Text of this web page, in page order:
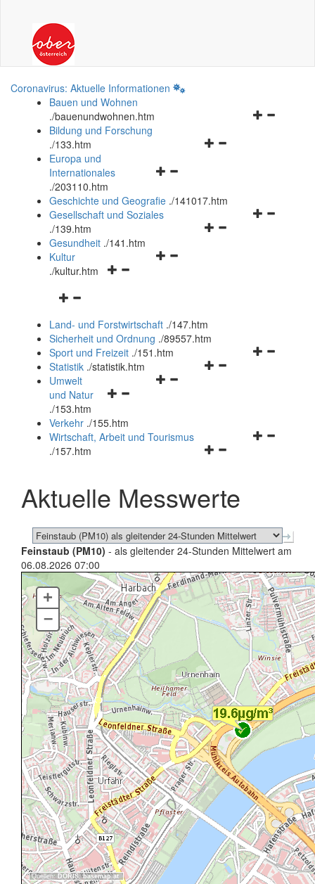
Coronavirus: Aktuelle Informationen
Bauen und Wohnen
./bauenundwohnen.htm
Navigationsmenü
Bildung und Forschung
./133.htm
Navigationsmenü
und
schließen
Europa und
Internationales
./203110.htm
Geschichte und Geografie ./141017.htm
Navigationsmenü
Gesellschaft und Soziales
./139.htm
Navigationsmenü
Gesundheit ./141.htm
Navigationsmenü
Kultur
./kultur.htm
Navigationsmenü
und
schließen
Land- und Forstwirtschaft ./147.htm
Sicherheit und Ordnung ./89557.htm
Navigationsmenü
Sport und Freizeit ./151.htm
Navigationsmenü
Statistik ./statistik.htm
Navigationsmenü
und
schließen
Umwelt
und Natur
./153.htm
Verkehr ./155.htm
Navigationsmenü
schließen
Wirtschaft, Arbeit und Tourismus
./157.htm
Aktuelle Messwerte
Feinstaub (PM10) - als gleitender 24-Stunden Mittelwert am
06.08.2026 07:00
Quellen: DORIS,basemap.at
+
–